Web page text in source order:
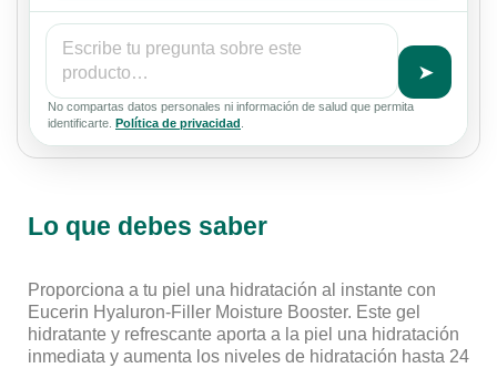
➤
No compartas datos personales ni información de salud que permita
identificarte.
Política de privacidad
Lo que debes saber
Proporciona a tu piel una hidratación al instante con
Eucerin Hyaluron-Filler Moisture Booster. Este gel
hidratante y refrescante aporta a la piel una hidratación
inmediata y aumenta los niveles de hidratación hasta 24